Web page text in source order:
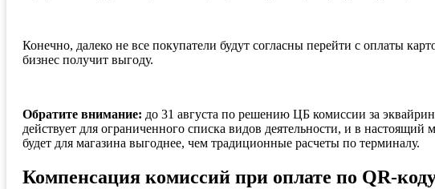
Конечно, далеко не все покупатели будут согласны перейти с оплаты
бизнес получит выгоду.
Обратите внимание: до 31 августа по решению ЦБ комиссии за
действует для ограниченного списка видов деятельности, и в
будет для магазина выгоднее, чем традиционные расчеты по терминалу.
Компенсация комиссий при оплате по QR-